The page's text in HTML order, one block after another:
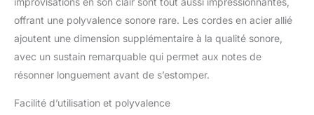
offrant une polyvalence sonore rare. Les cordes en acier allié
ajoutent une dimension supplémentaire à la qualité sonore,
avec un sustain remarquable qui permet aux notes de
résonner longuement avant de s’estomper.
Facilité d’utilisation et polyvalence